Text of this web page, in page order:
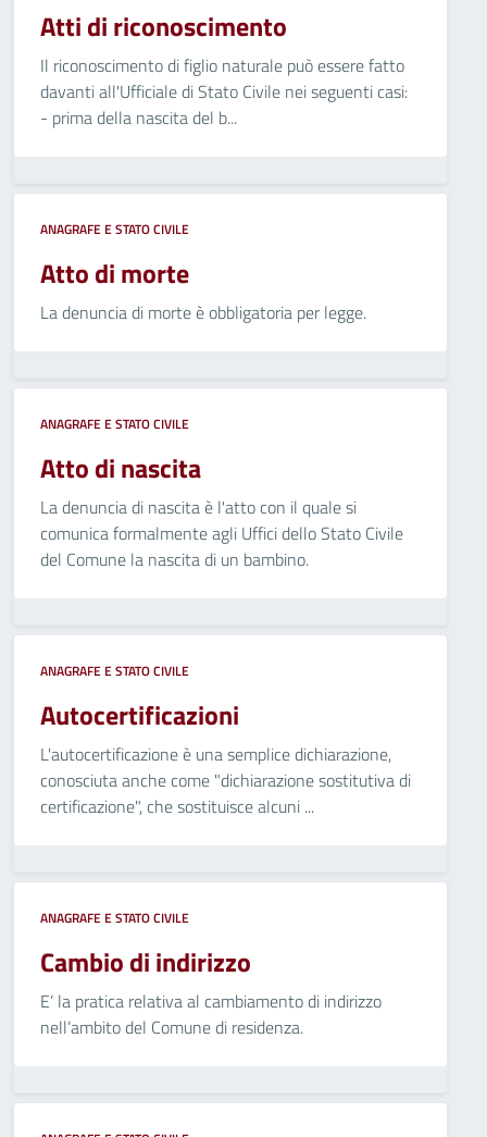
Atti di riconoscimento
Il riconoscimento di figlio naturale può essere fatto
davanti all'Ufficiale di Stato Civile nei seguenti casi:
- prima della nascita del b...
ANAGRAFE E STATO CIVILE
Atto di morte
La denuncia di morte è obbligatoria per legge.
ANAGRAFE E STATO CIVILE
Atto di nascita
La denuncia di nascita è l'atto con il quale si
comunica formalmente agli Uffici dello Stato Civile
del Comune la nascita di un bambino.
ANAGRAFE E STATO CIVILE
Autocertificazioni
L'autocertificazione è una semplice dichiarazione,
conosciuta anche come "dichiarazione sostitutiva di
certificazione", che sostituisce alcuni ...
ANAGRAFE E STATO CIVILE
Cambio di indirizzo
E’ la pratica relativa al cambiamento di indirizzo
nell’ambito del Comune di residenza.